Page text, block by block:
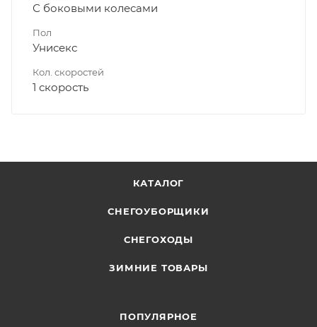
С боковыми колесами
Пол
Унисекс
Кол. скоростей
1 скорость
КАТАЛОГ
СНЕГОУБОРЩИКИ
СНЕГОХОДЫ
ЗИМНИЕ ТОВАРЫ
ПОПУЛЯРНОЕ